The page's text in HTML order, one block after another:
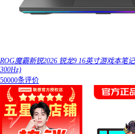
ROG魔霸新锐2026 锐龙9 16英寸游戏本笔
300Hz)
50000条评价